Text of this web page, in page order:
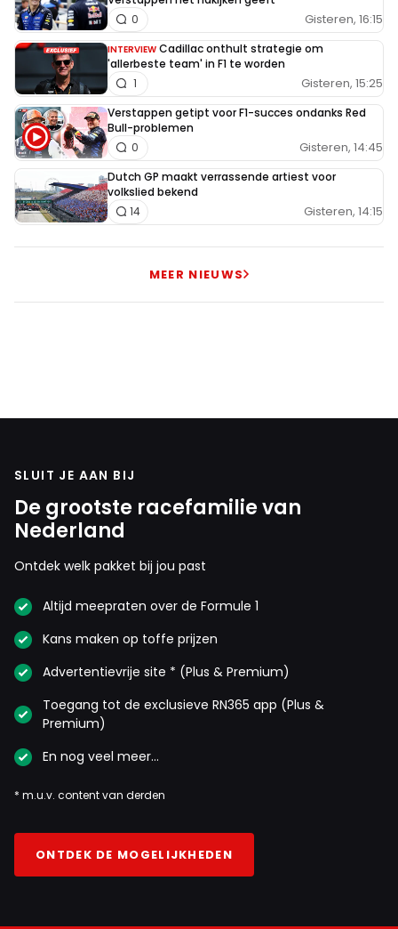
Gisteren, 16:15
0
INTERVIEW Cadillac onthult strategie om
'allerbeste team' in F1 te worden
Gisteren, 15:25
1
Verstappen getipt voor F1-succes ondanks Red
Bull-problemen
Gisteren, 14:45
0
Dutch GP maakt verrassende artiest voor
volkslied bekend
Gisteren, 14:15
14
MEER NIEUWS
SLUIT JE AAN BIJ
De grootste racefamilie van
Nederland
Ontdek welk pakket bij jou past
Altijd meepraten over de Formule 1
Kans maken op toffe prijzen
Advertentievrije site * (Plus & Premium)
Toegang tot de exclusieve RN365 app (Plus &
Premium)
En nog veel meer…
* m.u.v. content van derden
ONTDEK DE MOGELIJKHEDEN